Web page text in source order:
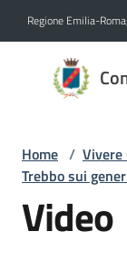
Regione Emilia-
Comune
di
AL
CIVILE
Home / Vivere
Trebbo sui
Video